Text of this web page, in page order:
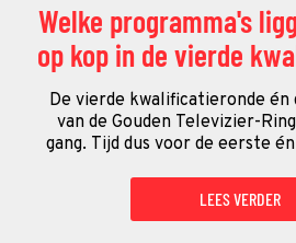
Welke programma's
op kop in de vierde
De vierde kwalificatieronde én
van de Gouden Televizier-
gang. Tijd dus voor de eerste
LEES VERDER